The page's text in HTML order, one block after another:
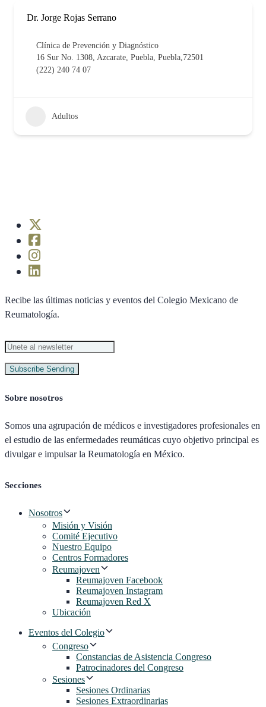
Dr. Jorge Rojas Serrano
Clínica de Prevención y Diagnóstico
16 Sur No. 1308, Azcarate, Puebla, Puebla,72501
(222) 240 74 07
Adultos
Recibe las últimas noticias y eventos del Colegio Mexicano de
Reumatología.
Subscribe Sending
Sobre nosotros
Somos una agrupación de médicos e investigadores profesionales en
el estudio de las enfermedades reumáticas cuyo objetivo principal es
divulgar e impulsar la Reumatología en México.
Secciones
Nosotros
Misión y Visión
Comité Ejecutivo
Nuestro Equipo
Centros Formadores
Reumajoven
Reumajoven Facebook
Reumajoven Instagram
Reumajoven Red X
Ubicación
Eventos del Colegio
Congreso
Constancias de Asistencia Congreso
Patrocinadores del Congreso
Sesiones
Sesiones Ordinarias
Sesiones Extraordinarias